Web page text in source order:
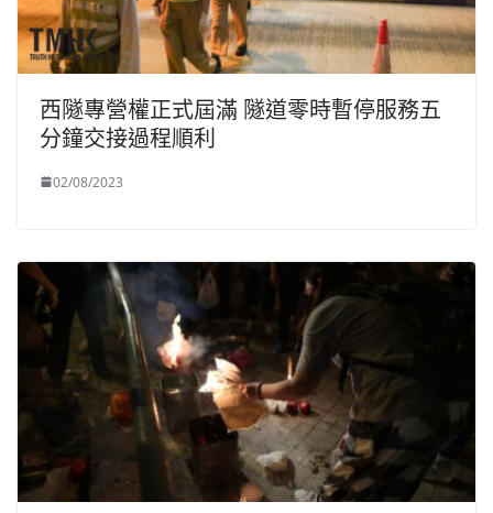
西隧專營權正式屆滿 隧道零時暫停服務五
分鐘交接過程順利
02/08/2023